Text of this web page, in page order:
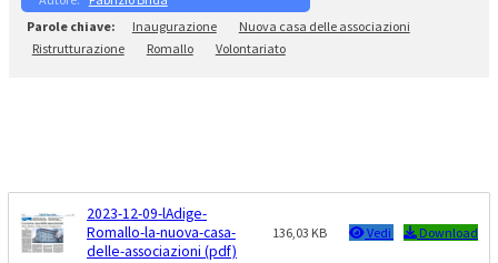
Inaugurazione
Nuova casa delle associazioni
Ristrutturazione
Romallo Volontariato
2023-12-09-lAdige-
Romallo-la-nuova-casa-
delle-associazioni (pdf)
136,03 KB Vedi Download